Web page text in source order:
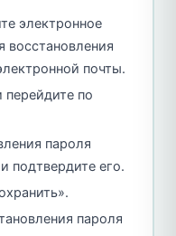
электронное
восстановления
почты.
перейдите по
пароля
подтвердите его.
пароля